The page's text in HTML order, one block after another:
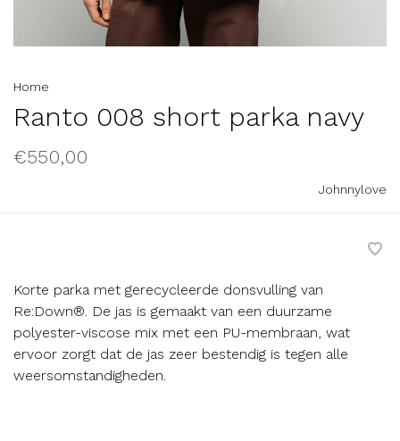
Home
Ranto 008 short parka navy
€550,00
Johnnylove
Korte parka met gerecycleerde donsvulling van
Re:Down®. De jas is gemaakt van een duurzame
polyester-viscose mix met een PU-membraan, wat
ervoor zorgt dat de jas zeer bestendig is tegen alle
weersomstandigheden.